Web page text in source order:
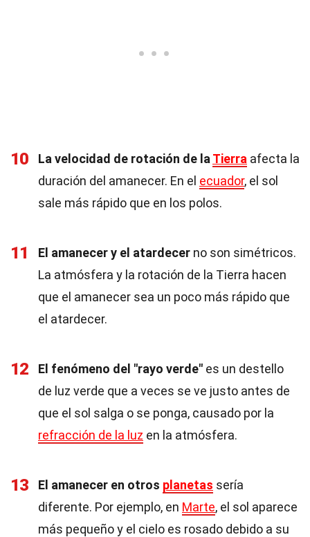
10 La velocidad de rotación de la Tierra afecta la
duración del amanecer. En el ecuador, el sol
sale más rápido que en los polos.
11 El amanecer y el atardecer no son simétricos.
La atmósfera y la rotación de la Tierra hacen
que el amanecer sea un poco más rápido que
el atardecer.
12 El fenómeno del "rayo verde" es un destello
de luz verde que a veces se ve justo antes de
que el sol salga o se ponga, causado por la
refracción de la luz en la atmósfera.
13 El amanecer en otros planetas sería
diferente. Por ejemplo, en Marte, el sol aparece
más pequeño y el cielo es rosado debido a su